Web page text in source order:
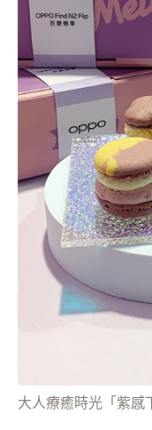
大人療癒時光「紫感